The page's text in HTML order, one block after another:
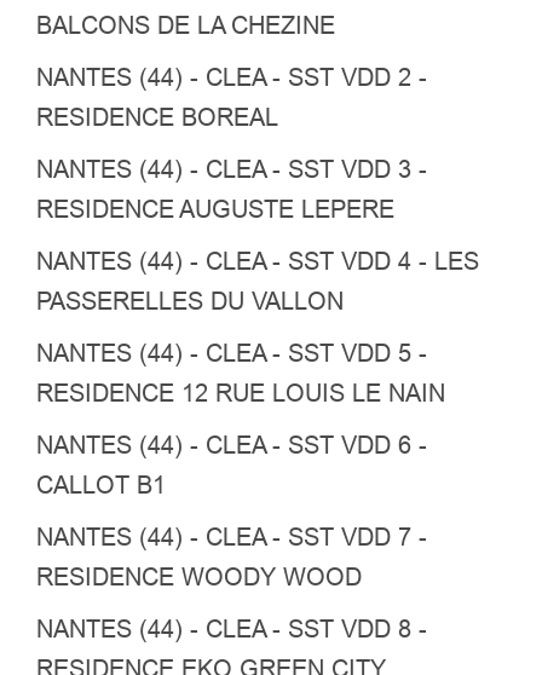
BALCONS DE LA CHEZINE
NANTES (44) - CLEA - SST VDD 2 -
RESIDENCE BOREAL
NANTES (44) - CLEA - SST VDD 3 -
RESIDENCE AUGUSTE LEPERE
NANTES (44) - CLEA - SST VDD 4 - LES
PASSERELLES DU VALLON
NANTES (44) - CLEA - SST VDD 5 -
RESIDENCE 12 RUE LOUIS LE NAIN
NANTES (44) - CLEA - SST VDD 6 -
CALLOT B1
NANTES (44) - CLEA - SST VDD 7 -
RESIDENCE WOODY WOOD
NANTES (44) - CLEA - SST VDD 8 -
RESIDENCE EKO GREEN CITY